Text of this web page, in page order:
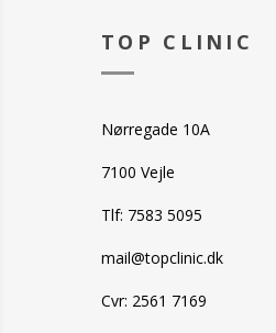
TOP CLINIC
Nørregade 10A
7100 Vejle
Tlf: 7583 5095
mail@topclinic.dk
Cvr: 2561 7169